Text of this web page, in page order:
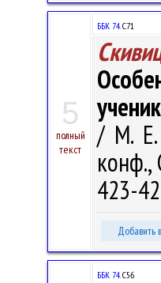
5
полный
текст
ББК 74.С71
/ М. Е.
конф.,
423-
Добавить
ББК 74.С56